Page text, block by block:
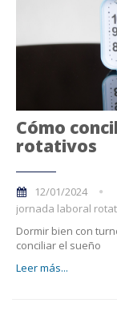
Cómo
rotativos
12/01/2024
jornada laboral
Dormir bien con
conciliar el sueño
Leer más...